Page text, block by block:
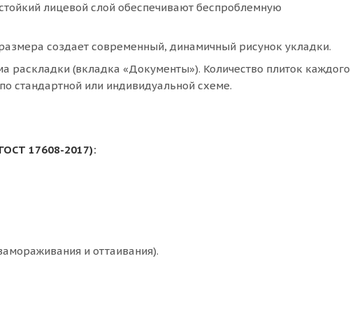
лицевой слой обеспечивают беспроблемную
создает современный, динамичный рисунок укладки.
раскладки (вкладка «Документы»). Количество плиток каждого
стандартной или индивидуальной схеме.
17608-2017):
и оттаивания).